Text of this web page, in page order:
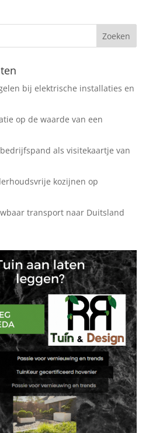
bij elektrische installaties en
op de waarde van een
als visitekaartje van
kozijnen op
transport naar Duitsland